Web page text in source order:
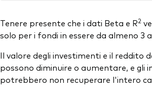
Tenere presente che i dati Beta e R2
solo per i fondi in essere da almeno 3
Il valore degli investimenti e il reddito
possono diminuire o aumentare, e gli
potrebbero non recuperare l'intero